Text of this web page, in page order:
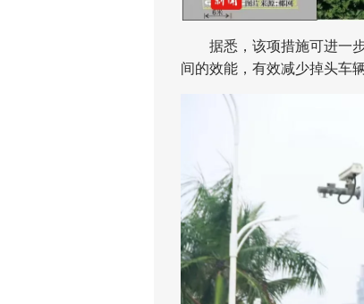
据悉，该项措施可进一步
间的效能，有效减少掉头车